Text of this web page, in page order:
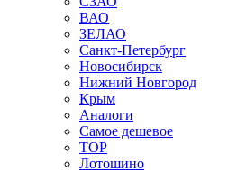
ВАО
ЗЕЛАО
Санкт-Петербург
Новосибирск
Нижний Новгород
Крым
Аналоги
Самое дешевое
TOP
Лотошино